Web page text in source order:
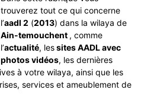
trouverez tout ce qui concerne
l’aadl 2 (2013) dans la wilaya de
Ain-temouchent , comme
l’actualité, lessites AADL avec
photos vidéos, les dernières
à votre wilaya, ainsi que les
services et ameublement de